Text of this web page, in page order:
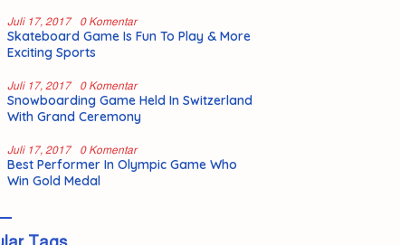
Juli 17, 2017 0 Komentar
Skateboard Game Is Fun To Play & More
Exciting Sports
Juli 17, 2017 0 Komentar
Snowboarding Game Held In Switzerland
With Grand Ceremony
Juli 17, 2017 0 Komentar
Best Performer In Olympic Game Who
Win Gold Medal